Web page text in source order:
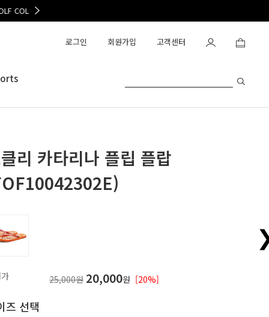
로그인 회원가입 고객센터
리 카타리나 플립 플랍
25,000원 20,000원 [20%]
즈 선택